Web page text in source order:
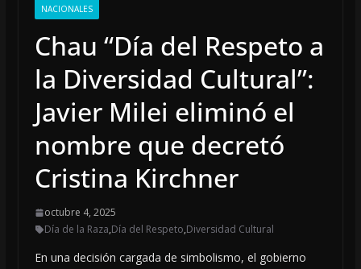
NACIONALES
Chau “Día del Respeto a
la Diversidad Cultural”:
Javier Milei eliminó el
nombre que decretó
Cristina Kirchner
octubre 4, 2025
Día de la Raza,Día del Respeto,Diversidad Cultural
En una decisión cargada de simbolismo, el gobierno